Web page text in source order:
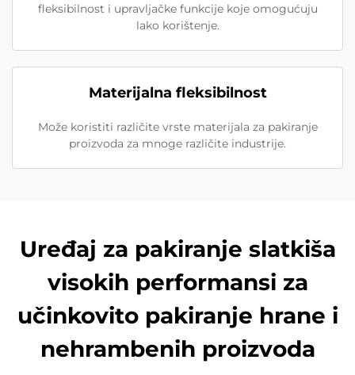
fleksibilnost i upravljačke funkcije koje omogućuju
lako korištenje.
Materijalna fleksibilnost
Može koristiti različite vrste materijala za pakiranje
proizvoda za mnoge različite industrije.
Uređaj za pakiranje slatkiša
visokih performansi za
učinkovito pakiranje hrane i
nehrambenih proizvoda